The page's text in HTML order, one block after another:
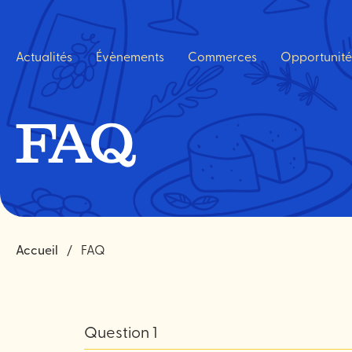
Navigation
rapide
Actualités
Évènements Commerces
FAQ
Accueil FAQ
Question 1